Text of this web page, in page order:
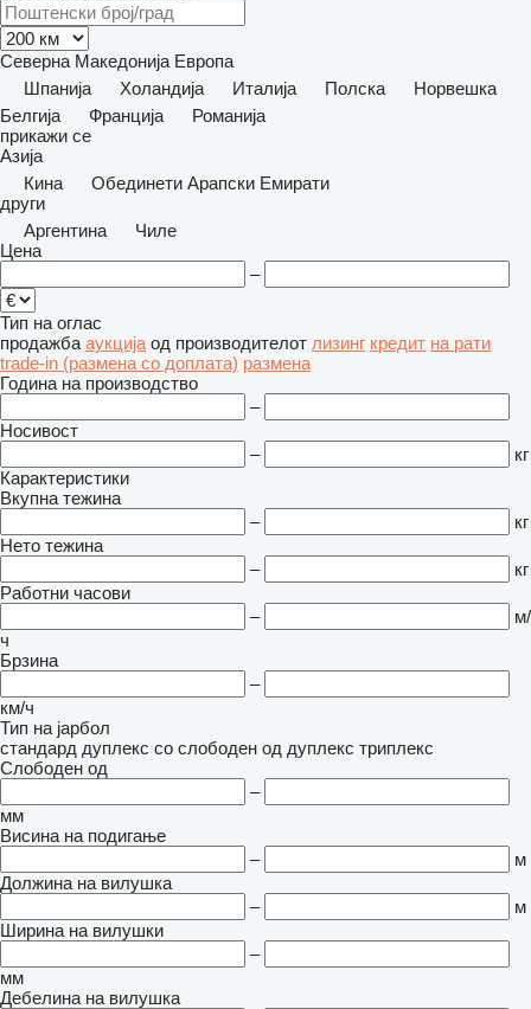
Северна Македонија Европа
Шпанија
Холандија Италија Полска
Норвешка
Белгија
Франција
Романија
прикажи се
Азија
Кина
Обединети Арапски Емирати
други
Аргентина
Чиле
Цена
–
Тип на оглас
продажба аукција од производителот лизинг кредит на рати
trade-in (размена со доплата) размена
Година на производство
–
Носивост
–
кг
Карактеристики
Вкупна тежина
–
кг
Нето тежина
–
кг
Работни часови
–
м/
ч
Брзина
–
км/ч
Тип на јарбол
стандард дуплекс со слободен од дуплекс триплекс
Слободен од
–
мм
Висина на подигање
–
м
Должина на вилушка
–
м
Ширина на вилушки
–
мм
Дебелина на вилушка